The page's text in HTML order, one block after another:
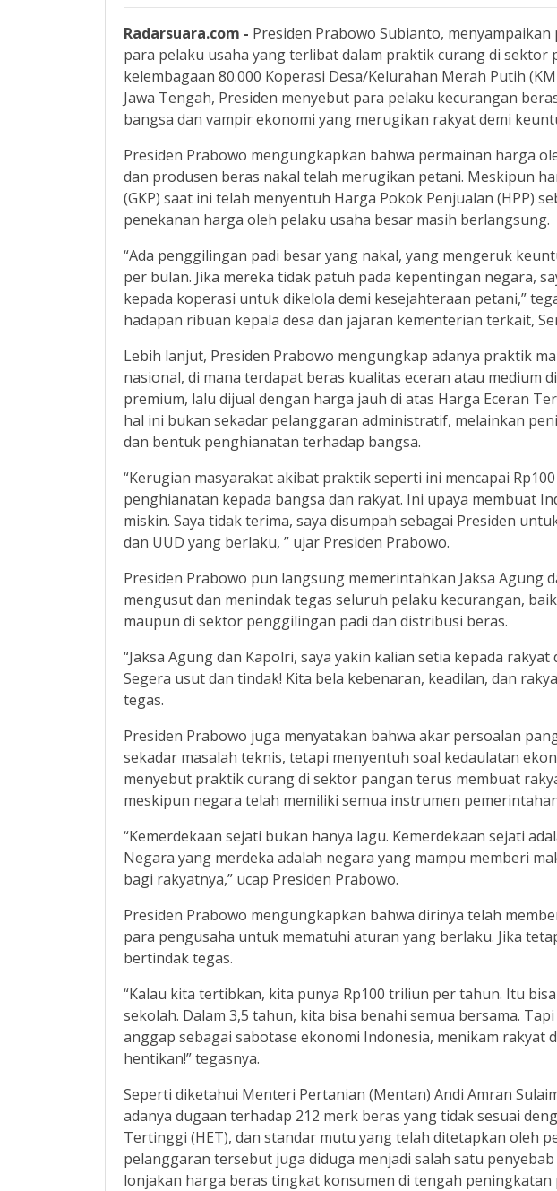
Radarsuara.com - Presiden Prabowo Subianto,
para pelaku usaha yang terlibat dalam praktik curang di sektor
kelembagaan 80.000 Koperasi Desa/Kelurahan Merah Putih
Jawa Tengah, Presiden menyebut para pelaku kecurangan
bangsa dan vampir ekonomi yang merugikan rakyat demi
Presiden Prabowo mengungkapkan bahwa permainan harga
dan produsen beras nakal telah merugikan petani. Meskipun
(GKP) saat ini telah menyentuh Harga Pokok Penjualan (HPP)
penekanan harga oleh pelaku usaha besar masih berlangsung.
“Ada penggilingan padi besar yang nakal, yang mengeruk
per bulan. Jika mereka tidak patuh pada kepentingan negara,
kepada koperasi untuk dikelola demi kesejahteraan petani,”
hadapan ribuan kepala desa dan jajaran kementerian terkait,
Lebih lanjut, Presiden Prabowo mengungkap adanya praktik
nasional, di mana terdapat beras kualitas eceran atau medium
premium, lalu dijual dengan harga jauh di atas Harga Eceran
hal ini bukan sekadar pelanggaran administratif, melainkan
dan bentuk penghianatan terhadap bangsa.
“Kerugian masyarakat akibat praktik seperti ini mencapai
penghianatan kepada bangsa dan rakyat. Ini upaya membuat
miskin. Saya tidak terima, saya disumpah sebagai Presiden
dan UUD yang berlaku, ” ujar Presiden Prabowo.
Presiden Prabowo pun langsung memerintahkan Jaksa Agung
mengusut dan menindak tegas seluruh pelaku kecurangan,
maupun di sektor penggilingan padi dan distribusi beras.
“Jaksa Agung dan Kapolri, saya yakin kalian setia kepada
Segera usut dan tindak! Kita bela kebenaran, keadilan, dan
tegas.
Presiden Prabowo juga menyatakan bahwa akar persoalan
sekadar masalah teknis, tetapi menyentuh soal kedaulatan
menyebut praktik curang di sektor pangan terus membuat
meskipun negara telah memiliki semua instrumen
“Kemerdekaan sejati bukan hanya lagu. Kemerdekaan sejati
Negara yang merdeka adalah negara yang mampu memberi
bagi rakyatnya,” ucap Presiden Prabowo.
Presiden Prabowo mengungkapkan bahwa dirinya telah
para pengusaha untuk mematuhi aturan yang berlaku. Jika
bertindak tegas.
“Kalau kita tertibkan, kita punya Rp100 triliun per tahun. Itu
sekolah. Dalam 3,5 tahun, kita bisa benahi semua bersama.
anggap sebagai sabotase ekonomi Indonesia, menikam rakyat
hentikan!” tegasnya.
Seperti diketahui Menteri Pertanian (Mentan) Andi Amran
adanya dugaan terhadap 212 merk beras yang tidak sesuai
Tertinggi (HET), dan standar mutu yang telah ditetapkan oleh
pelanggaran tersebut juga diduga menjadi salah satu
lonjakan harga beras tingkat konsumen di tengah peningkatan